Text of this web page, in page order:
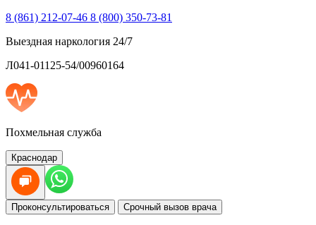
8 (861) 212-07-46 8 (800) 350-73-81
Выездная наркология 24/7
Л041-01125-54/00960164
Похмельная служба
Краснодар
Проконсультироваться Срочный вызов врача